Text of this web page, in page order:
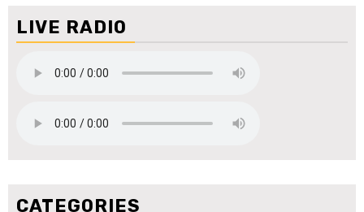
LIVE RADIO
CATEGORIES